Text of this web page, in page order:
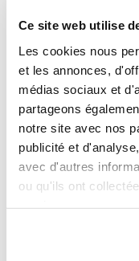
Ce site web utilise
Les cookies nous
et les annonces,
médias sociaux et
partageons
notre site avec nos
publicité et
avec d'autres
ou qu'ils ont
Gewenste taal
Bericht